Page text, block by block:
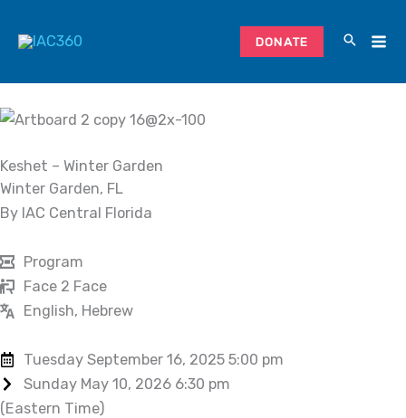
DONATE
Keshet – Winter Garden
Winter Garden, FL
By IAC Central Florida
Program
Face 2 Face
English, Hebrew
Tuesday September 16, 2025 5:00 pm
Sunday May 10, 2026 6:30 pm
(Eastern Time)